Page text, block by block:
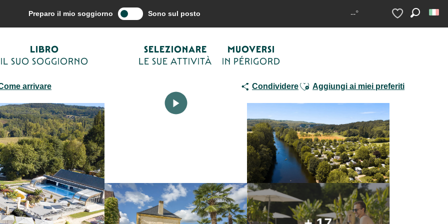
Preparo il mio soggiorno Sono sul posto --°
Voir les favoris
LIBRO
IL SUO SOGGIORNO
SELEZIONARE
LE SUE ATTIVITÀ
MUOVERSI
IN PÉRIGORD
del viaggio Alloggio Campeggi Sarlat e Périgord Noir
arrivare CondividereAjouter aux favoris
Aggiungi ai miei preferiti